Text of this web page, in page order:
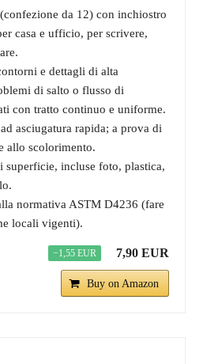
da 12) con inchiostro
casa e ufficio, per scrivere,
e dettagli di alta
di salto o flusso di
con tratto continuo e uniforme.
asciugatura rapida; a prova di
allo scolorimento.
superficie, incluse foto, plastica,
normativa ASTM D4236 (fare
locali vigenti).
−1,55 EUR 7,90 EUR
Buy on Amazon